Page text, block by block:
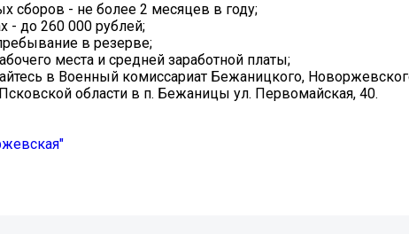
сборов - не более 2 месяцев в году;
- до 260 000 рублей;
в резерве;
места и средней заработной платы;
в Военный комиссариат Бежаницкого,
области в п. Бежаницы ул. Первомайская, 40.